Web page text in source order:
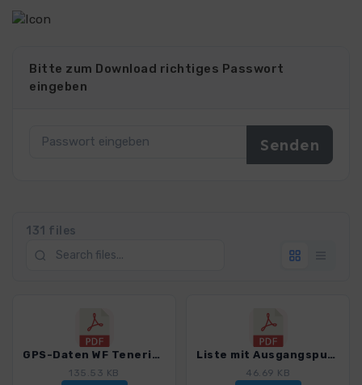
Bitte zum Download richtiges Passwort
eingeben
131 files
GPS-Daten WF Teneriffa - Haftungsausschluss, Nutzungsbedingungen und Hinweise_4016_21.pdf
135.53 KB
Liste mit Ausgangspunkten_4016_21.pdf
46.69 KB